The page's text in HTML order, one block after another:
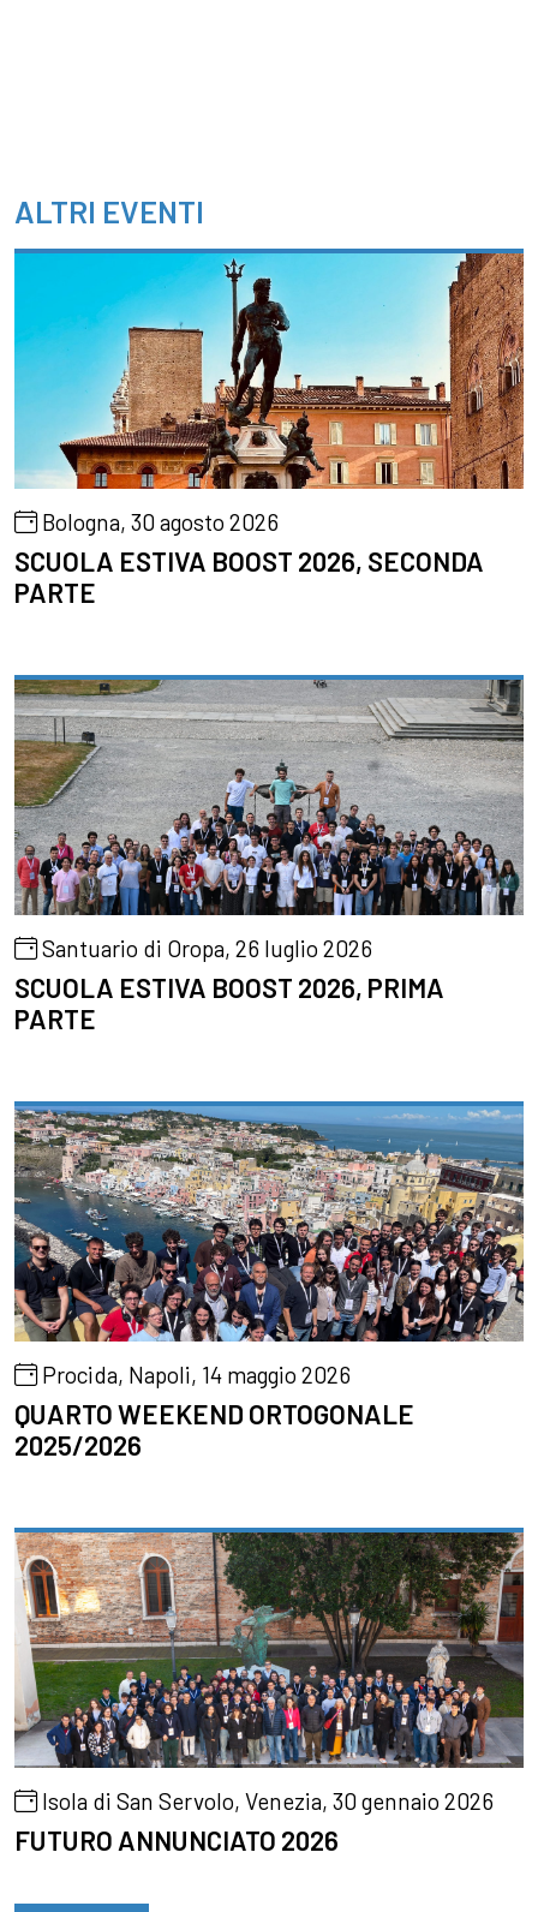
ALTRI EVENTI
Bologna, 30 agosto 2026
SCUOLA ESTIVA BOOST 2026, SECONDA
PARTE
Santuario di Oropa, 26 luglio 2026
SCUOLA ESTIVA BOOST 2026, PRIMA
PARTE
Procida, Napoli, 14 maggio 2026
QUARTO WEEKEND ORTOGONALE
2025/2026
Isola di San Servolo, Venezia, 30 gennaio 2026
FUTURO ANNUNCIATO 2026